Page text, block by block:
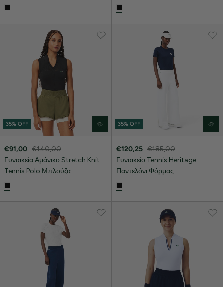
35% OFF
€91,00 €140,00
Γυναικεία Αμάνικο Stretch Knit
Tennis Polo Μπλούζα
35% OFF
€120,25 €185,00
Γυναικείο Tennis Heritage
Παντελόνι Φόρμας